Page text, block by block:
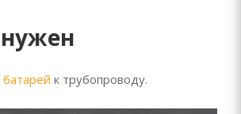
к трубопроводу.